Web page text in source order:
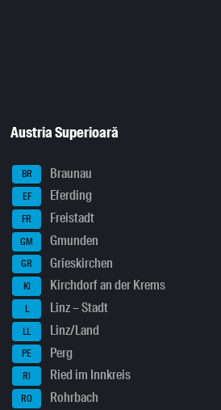
Austria Superioară
BR Braunau
EF Eferding
FR Freistadt
GM Gmunden
GR Grieskirchen
KI Kirchdorf an der Krems
L Linz – Stadt
LL Linz/Land
PE Perg
RI Ried im Innkreis
RO Rohrbach